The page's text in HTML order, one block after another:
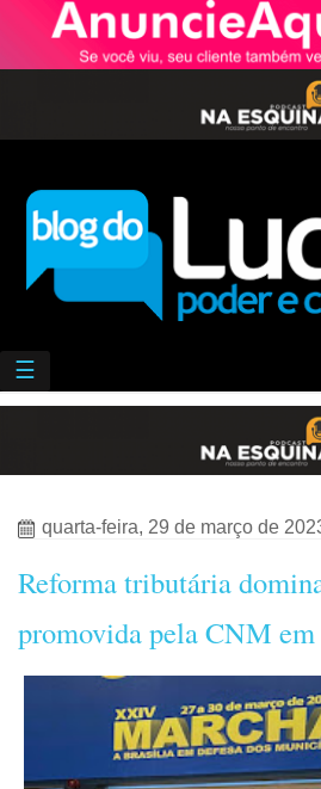
☰
quarta-feira, 29 de março de
Reforma tributária
promovida pela CNM